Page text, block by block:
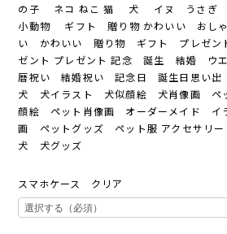
の子 ネコ ねこ 猫 犬 イヌ うさぎ
小動物 ギフト 贈り物 かわいい おし
い かわいい 贈り物 ギフト プレゼン
ゼント プレゼント 記念 誕生 結婚 ウ
暦祝い 結婚祝い 記念日 誕生日思い
犬 犬イラスト 犬似顔絵 犬肖像画 ペ
顔絵 ペット肖像画 オーダーメイド
画 ペットグッズ ペット服 アクセサリ
犬 犬グッズ
スマホケース クリア